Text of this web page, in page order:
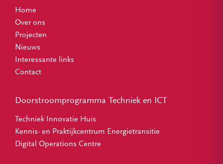
Home
Over ons
Projecten
Nieuws
Interessante links
Contact
Doorstroomprogramma Techniek en ICT
Techniek Innovatie Huis
Kennis- en Praktijkcentrum Energietransitie
Digital Operations Centre